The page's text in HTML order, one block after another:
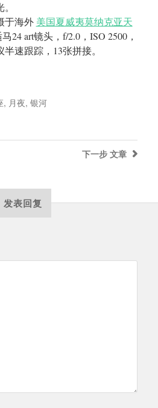
于海外 美国夏威夷莫纳克亚天
24 art镜头，f/2.0，ISO 2500，
速跟踪，13张拼接。
, 月夜, 银河
下一步 文章
发表回复